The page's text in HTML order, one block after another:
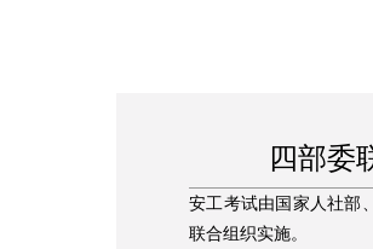
四部委
安工考试由国家人社部
联合组织实施。